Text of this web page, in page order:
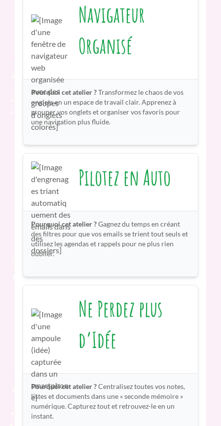
Navigateur
Organisé
Pourquoi cet atelier ?Transformez le chaos de vos
onglets en un espace de travail clair. Apprenez à
grouper vos onglets et organiser vos favoris pour
une navigation plus fluide.
Pilotez en Auto
Pourquoi cet atelier ?Gagnez du temps en créant
des filtres pour que vos emails se trient tout seuls et
utilisez les agendas et rappels pour ne plus rien
oublier.
Ne Perdez plus
d’Idée
Pourquoi cet atelier ?Centralisez toutes vos notes,
listes et documents dans une « seconde mémoire »
numérique. Capturez tout et retrouvez-le en un
instant.